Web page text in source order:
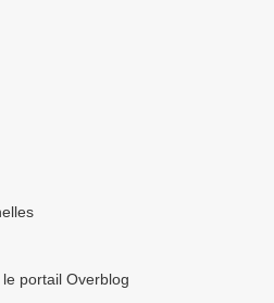
portail Overblog